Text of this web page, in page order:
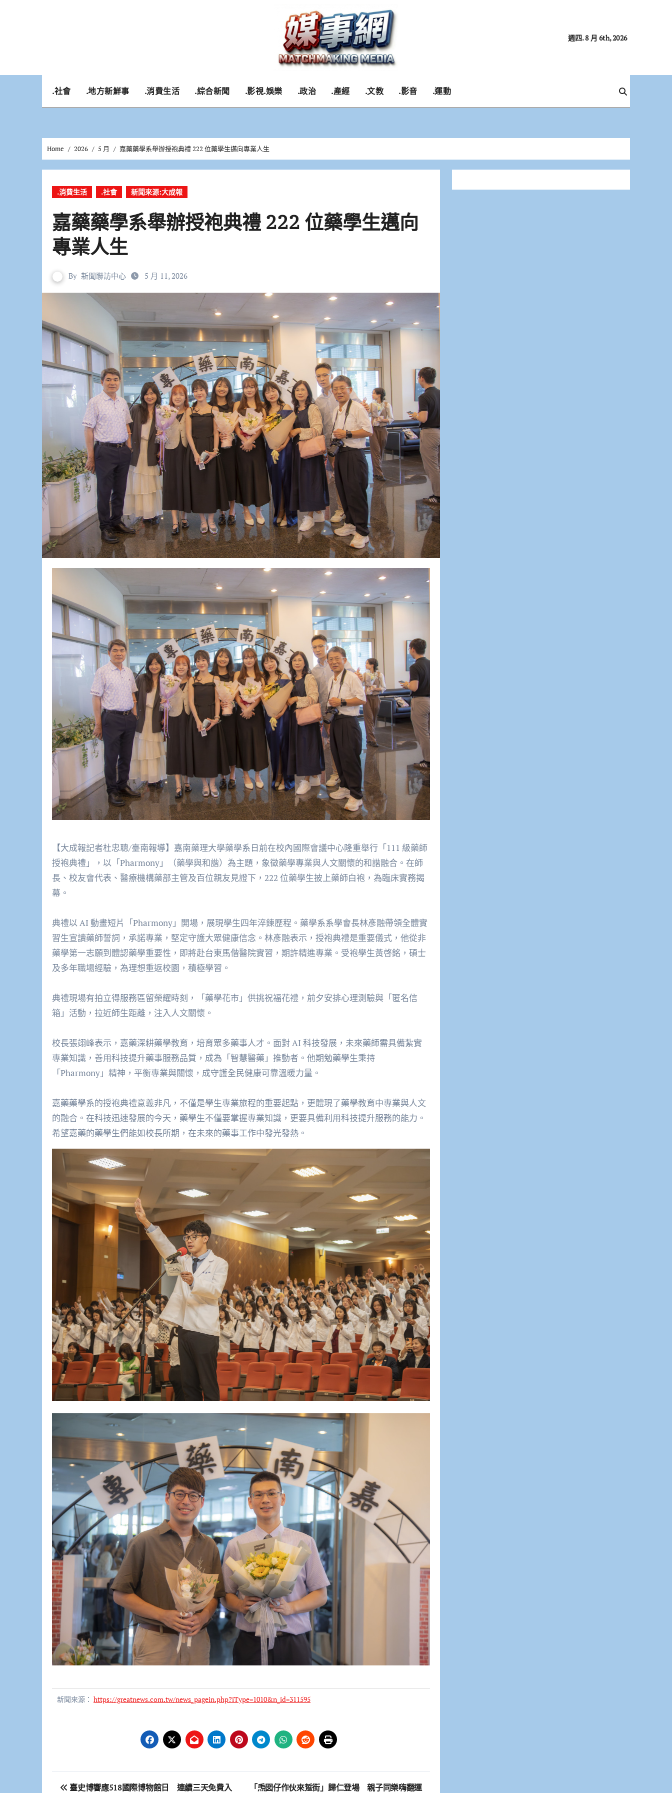
週四. 8 月 6th, 2026
.社會 .地方新鮮事 .消費生活 .綜合新聞 .影視.娛樂 .政治 .產經 .文教 .影音 .運動
Home 2026 5 月 嘉藥藥學系舉辦授袍典禮 222 位藥學生邁向專業人生
.消費生活 .社會 新聞來源:大成報
嘉藥藥學系舉辦授袍典禮 222 位藥學生邁向
專業人生
By 新聞聯訪中心 5 月 11, 2026
【大成報記者杜忠聰/臺南報導】嘉南藥理大學藥學系日前在校內國際會議中心隆重舉行「111 級藥師
授袍典禮」，以「Pharmony」（藥學與和諧）為主題，象徵藥學專業與人文關懷的和諧融合。在師
長、校友會代表、醫療機構藥部主管及百位親友見證下，222 位藥學生披上藥師白袍，為臨床實務揭
幕。
典禮以 AI 動畫短片「Pharmony」開場，展現學生四年淬鍊歷程。藥學系系學會長林彥融帶領全體實
習生宣讀藥師誓詞，承諾專業，堅定守護大眾健康信念。林彥融表示，授袍典禮是重要儀式，他從非
藥學第一志願到體認藥學重要性，即將赴台東馬偕醫院實習，期許精進專業。受袍學生黃啓銘，碩士
及多年職場經驗，為理想重返校園，積極學習。
典禮現場有拍立得服務區留榮耀時刻，「藥學花市」供挑祝福花禮，前夕安排心理測驗與「匿名信
箱」活動，拉近師生距離，注入人文關懷。
校長張翊峰表示，嘉藥深耕藥學教育，培育眾多藥事人才。面對 AI 科技發展，未來藥師需具備紮實
專業知識，善用科技提升藥事服務品質，成為「智慧醫藥」推動者。他期勉藥學生秉持
「Pharmony」精神，平衡專業與關懷，成守護全民健康可靠溫暖力量。
嘉藥藥學系的授袍典禮意義非凡，不僅是學生專業旅程的重要起點，更體現了藥學教育中專業與人文
的融合。在科技迅速發展的今天，藥學生不僅要掌握專業知識，更要具備利用科技提升服務的能力。
希望嘉藥的藥學生們能如校長所期，在未來的藥事工作中發光發熱。
新聞來源： https://greatnews.com.tw/news_pagein.php?iType=1010&n_id=311595
文 臺史博響應518國際博物館日 連續三天免費入 「𤆬囡仔作伙來踅街」歸仁登場 親子同樂嗨翻運